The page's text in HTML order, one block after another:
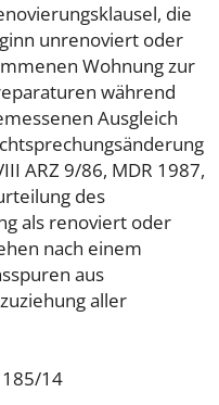
die
unrenoviert oder
Wohnung zur
während
Ausgleich
ARZ 9/86, MDR 1987,
des
als renoviert oder
nach einem
aus
aller
185/14